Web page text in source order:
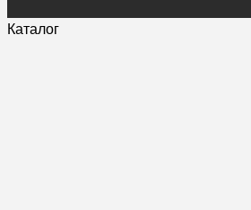
Каталог